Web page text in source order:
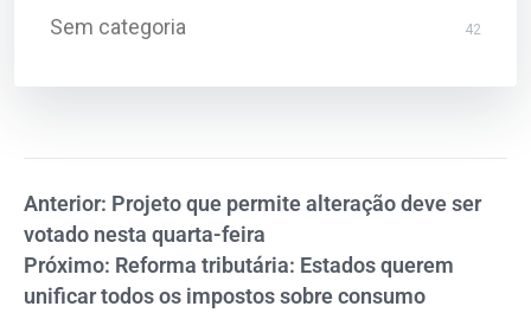
Sem categoria 42
Anterior: Projeto que permite alteração deve ser
votado nesta quarta-feira
Próximo: Reforma tributária: Estados querem
unificar todos os impostos sobre consumo